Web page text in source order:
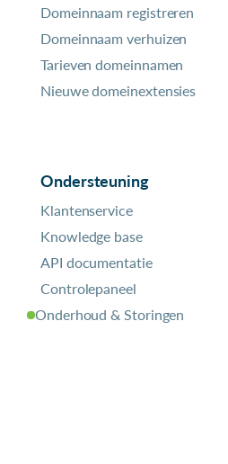
Domeinnaam registreren
Domeinnaam verhuizen
Tarieven domeinnamen
Nieuwe domeinextensies
Ondersteuning
Klantenservice
Knowledge base
API documentatie
Controlepaneel
Onderhoud & Storingen